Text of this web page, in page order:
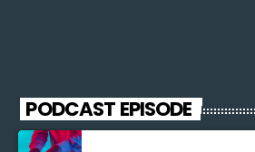
PODCAST EPISODE